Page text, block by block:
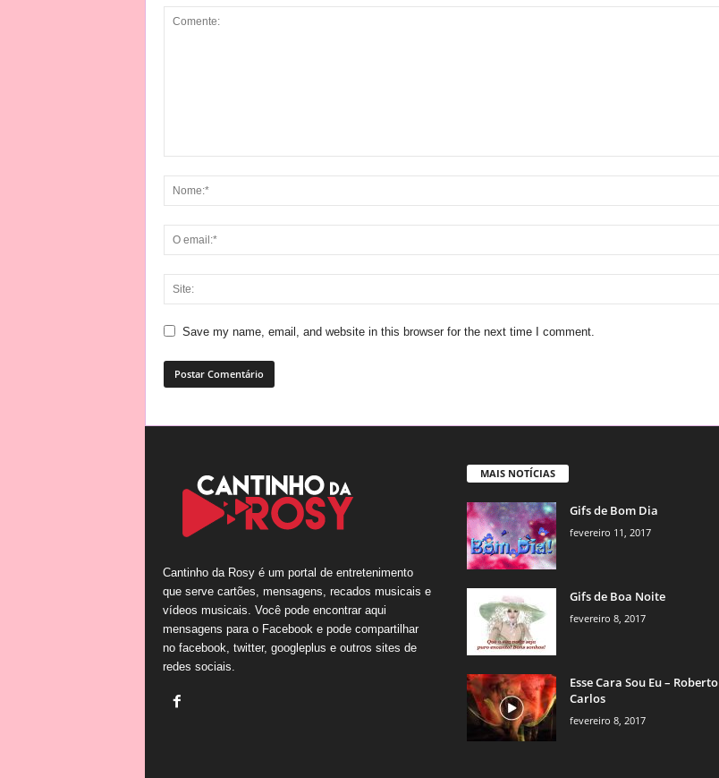
Save my name, email, and website in this browser for the next time I comment.
Cantinho da Rosy é um portal de entretenimento
que serve cartões, mensagens, recados musicais e
vídeos musicais. Você pode encontrar aqui
mensagens para o Facebook e pode compartilhar
no facebook, twitter, googleplus e outros sites de
redes sociais.
MAIS NOTÍCIAS
Gifs de Bom Dia
fevereiro 11, 2017
Gifs de Boa Noite
fevereiro 8, 2017
Esse Cara Sou Eu – Roberto
Carlos
fevereiro 8, 2017